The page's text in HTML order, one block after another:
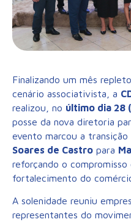
Finalizando um mês
cenário associativista, a
realizou, no último dia 28
posse da nova diretoria
evento marcou a transição
Soares de Castro para
reforçando o
fortalecimento do
A solenidade reuniu
representantes do